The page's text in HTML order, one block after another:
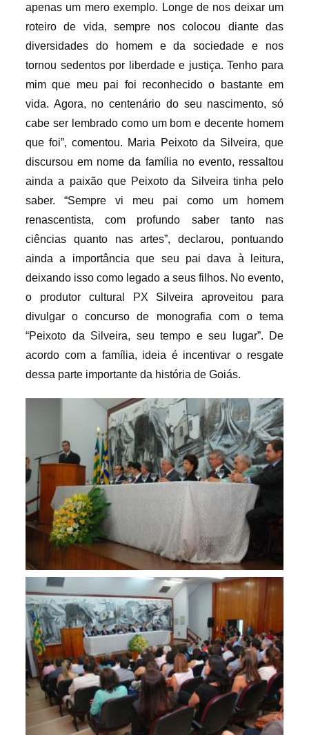
apenas um mero exemplo. Longe de nos deixar um
roteiro de vida, sempre nos colocou diante das
diversidades do homem e da sociedade e nos
tornou sedentos por liberdade e justiça. Tenho para
mim que meu pai foi reconhecido o bastante em
vida. Agora, no centenário do seu nascimento, só
cabe ser lembrado como um bom e decente homem
que foi”, comentou. Maria Peixoto da Silveira, que
discursou em nome da família no evento, ressaltou
ainda a paixão que Peixoto da Silveira tinha pelo
saber. “Sempre vi meu pai como um homem
renascentista, com profundo saber tanto nas
ciências quanto nas artes”, declarou, pontuando
ainda a importância que seu pai dava à leitura,
deixando isso como legado a seus filhos. No evento,
o produtor cultural PX Silveira aproveitou para
divulgar o concurso de monografia com o tema
“Peixoto da Silveira, seu tempo e seu lugar”. De
acordo com a família, ideia é incentivar o resgate
dessa parte importante da história de Goiás.